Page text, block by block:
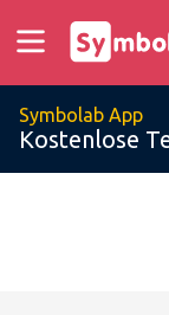
Symbolab App
Kostenlose